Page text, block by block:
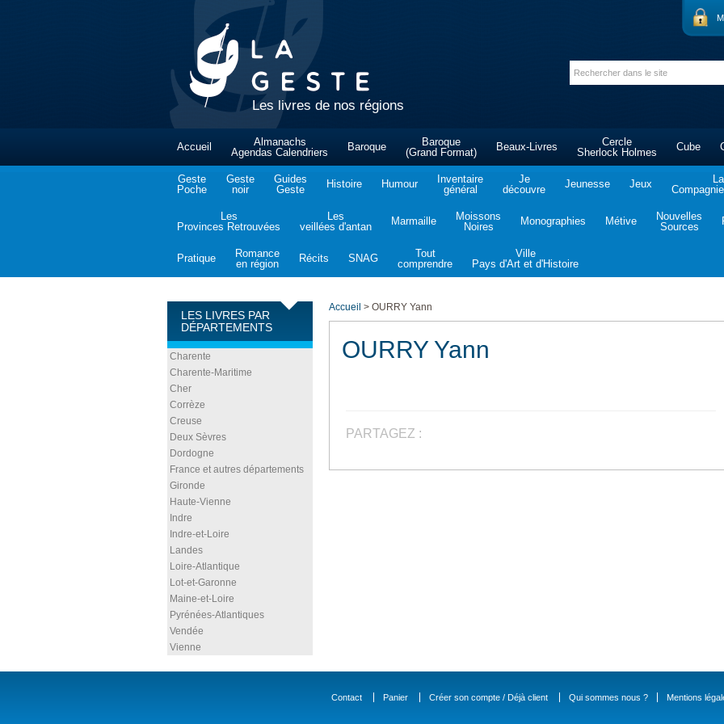
Les livres de nos régions
Accueil
Almanachs
Agendas Calendriers
Baroque
Baroque
(Grand Format)
Beaux-Livres
Cercle
Sherlock Holmes
Cube
Geste
Poche
Geste
noir
Guides
Geste
Histoire Humour
Inventaire
général
Je
découvre
Jeunesse Jeux
La
Les
Provinces Retrouvées
Les
veillées d'antan
Marmaille
Moissons
Noires
Monographies Métive
Nouvelles
Sources
Pratique
Romance
en région
Récits SNAG
Tout
comprendre
Ville
Pays d'Art et d'Histoire
LES LIVRES PAR
DÉPARTEMENTS
Charente
Charente-Maritime
Cher
Corrèze
Creuse
Deux Sèvres
Dordogne
France et autres départements
Gironde
Haute-Vienne
Indre
Indre-et-Loire
Landes
Loire-Atlantique
Lot-et-Garonne
Maine-et-Loire
Pyrénées-Atlantiques
Vendée
Vienne
Accueil > OURRY Yann
OURRY Yann
PARTAGEZ :
Contact Panier Créer son compte / Déjà client Qui sommes nous ? Mentions